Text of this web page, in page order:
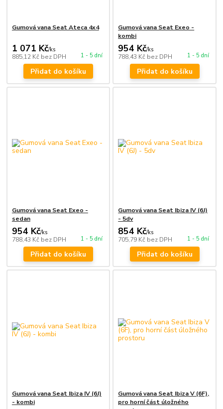
Gumová vana Seat Ateca 4x4
1 071 Kč/ks
885,12 Kč bez DPH 1 - 5 dní
Přidat do košíku
Gumová vana Seat Exeo -
kombi
954 Kč/ks
788,43 Kč bez DPH 1 - 5 dní
Přidat do košíku
Gumová vana Seat Exeo -
sedan
954 Kč/ks
788,43 Kč bez DPH 1 - 5 dní
Přidat do košíku
Gumová vana Seat Ibiza IV (6J)
- 5dv
854 Kč/ks
705,79 Kč bez DPH 1 - 5 dní
Přidat do košíku
Gumová vana Seat Ibiza IV (6J)
- kombi
Gumová vana Seat Ibiza V (6F),
pro horní část úložného